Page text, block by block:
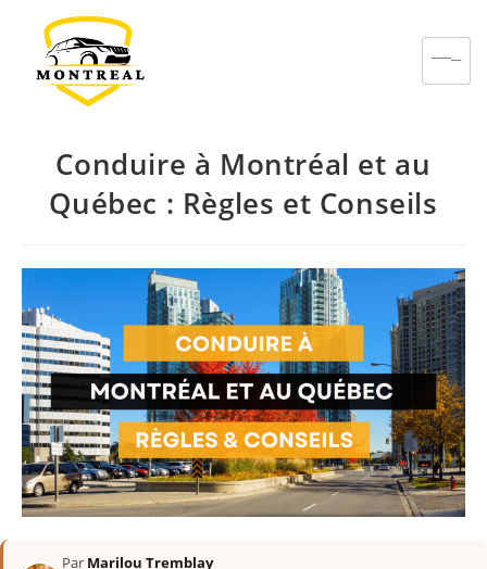
Conduire à Montréal et au
Québec : Règles et Conseils
Par Marilou Tremblay